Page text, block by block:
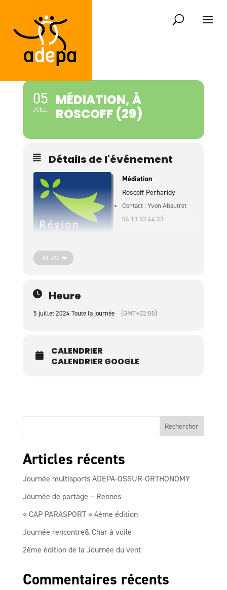
05
JUILL
MÉDIATION, À
ROSCOFF (29)
Détails de l'événement
Médiation
Roscoff Perharidy
Contact : Yvon Abautret
06 13 53 44 33
PLUS
Heure
5 juillet 2024 Toute la journée (GMT+02:00)
CALENDRIER
CALENDRIER GOOGLE
Articles récents
Journée multisports ADEPA-OSSUR-ORTHONOMY
Journée de partage – Rennes
« CAP PARASPORT » 4ème édition
Journée rencontre& Char à voile
2ème édition de la Journée du vent
Commentaires récents